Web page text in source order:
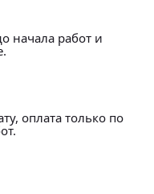
начала работ и
оплата только по